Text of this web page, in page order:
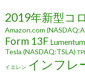
2019年新型コ
Amazon.com
Form 13F
Tesla (NASDAQ:TSLA)
イエレン インフレ